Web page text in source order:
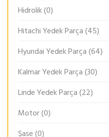
Hidrolik(0)
Hitachi Yedek Parça(45)
Hyundai Yedek Parça(64)
Kalmar Yedek Parça(30)
Linde Yedek Parça(22)
Motor(0)
Şase(0)